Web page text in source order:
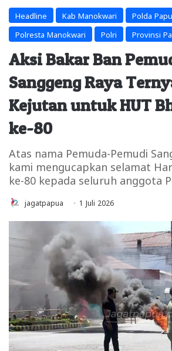
Headline Kab Manokwari Polda
Polresta Manokwari Polri Provinsi
Aksi Bakar Ban
Sanggeng Raya
Kejutan untuk HUT
ke-80
Atas nama Pemuda-Pemudi
kami mengucapkan selamat
ke-80 kepada seluruh anggota
jagatpapua 1 Juli 2026